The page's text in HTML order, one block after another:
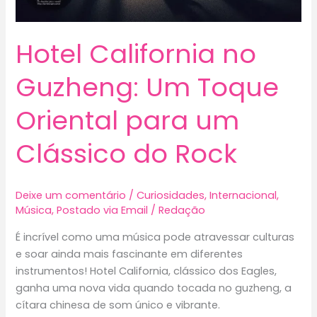
Hotel California no
Guzheng: Um Toque
Oriental para um
Clássico do Rock
Deixe um comentário /Curiosidades,Internacional,
Música,Postado via Email /Redação
É incrível como uma música pode atravessar culturas
e soar ainda mais fascinante em diferentes
instrumentos! Hotel California, clássico dos Eagles,
ganha uma nova vida quando tocada no guzheng, a
cítara chinesa de som único e vibrante.